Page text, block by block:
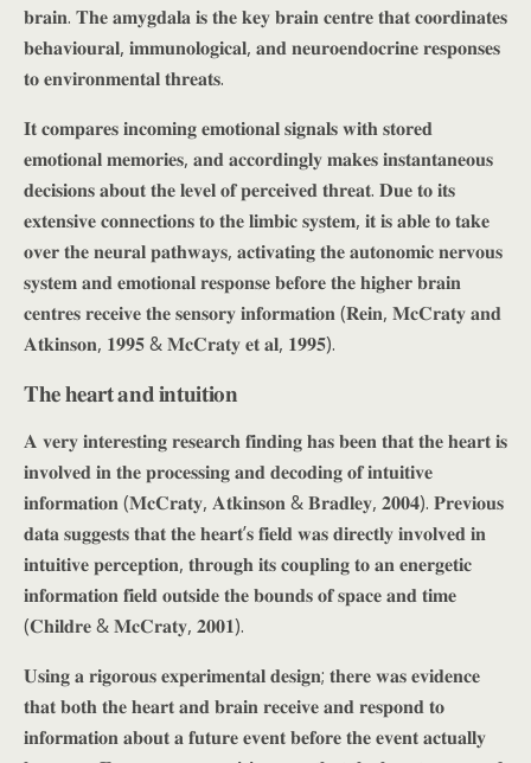
𝐛𝐫𝐚𝐢𝐧. 𝐓𝐡𝐞 𝐚𝐦𝐲𝐠𝐝𝐚𝐥𝐚 𝐢𝐬 𝐭𝐡𝐞 𝐤𝐞𝐲 𝐛𝐫𝐚𝐢𝐧 𝐜𝐞𝐧𝐭𝐫𝐞 𝐭𝐡𝐚𝐭 𝐜𝐨𝐨𝐫𝐝𝐢𝐧𝐚𝐭𝐞𝐬
𝐛𝐞𝐡𝐚𝐯𝐢𝐨𝐮𝐫𝐚𝐥, 𝐢𝐦𝐦𝐮𝐧𝐨𝐥𝐨𝐠𝐢𝐜𝐚𝐥, 𝐚𝐧𝐝 𝐧𝐞𝐮𝐫𝐨𝐞𝐧𝐝𝐨𝐜𝐫𝐢𝐧𝐞 𝐫𝐞𝐬𝐩𝐨𝐧𝐬𝐞𝐬
𝐭𝐨 𝐞𝐧𝐯𝐢𝐫𝐨𝐧𝐦𝐞𝐧𝐭𝐚𝐥 𝐭𝐡𝐫𝐞𝐚𝐭𝐬.
𝐈𝐭 𝐜𝐨𝐦𝐩𝐚𝐫𝐞𝐬 𝐢𝐧𝐜𝐨𝐦𝐢𝐧𝐠 𝐞𝐦𝐨𝐭𝐢𝐨𝐧𝐚𝐥 𝐬𝐢𝐠𝐧𝐚𝐥𝐬 𝐰𝐢𝐭𝐡 𝐬𝐭𝐨𝐫𝐞𝐝
𝐞𝐦𝐨𝐭𝐢𝐨𝐧𝐚𝐥 𝐦𝐞𝐦𝐨𝐫𝐢𝐞𝐬, 𝐚𝐧𝐝 𝐚𝐜𝐜𝐨𝐫𝐝𝐢𝐧𝐠𝐥𝐲 𝐦𝐚𝐤𝐞𝐬 𝐢𝐧𝐬𝐭𝐚𝐧𝐭𝐚𝐧𝐞𝐨𝐮𝐬
𝐝𝐞𝐜𝐢𝐬𝐢𝐨𝐧𝐬 𝐚𝐛𝐨𝐮𝐭 𝐭𝐡𝐞 𝐥𝐞𝐯𝐞𝐥 𝐨𝐟 𝐩𝐞𝐫𝐜𝐞𝐢𝐯𝐞𝐝 𝐭𝐡𝐫𝐞𝐚𝐭. 𝐃𝐮𝐞 𝐭𝐨 𝐢𝐭𝐬
𝐞𝐱𝐭𝐞𝐧𝐬𝐢𝐯𝐞 𝐜𝐨𝐧𝐧𝐞𝐜𝐭𝐢𝐨𝐧𝐬 𝐭𝐨 𝐭𝐡𝐞 𝐥𝐢𝐦𝐛𝐢𝐜 𝐬𝐲𝐬𝐭𝐞𝐦, 𝐢𝐭 𝐢𝐬 𝐚𝐛𝐥𝐞 𝐭𝐨 𝐭𝐚𝐤𝐞
𝐨𝐯𝐞𝐫 𝐭𝐡𝐞 𝐧𝐞𝐮𝐫𝐚𝐥 𝐩𝐚𝐭𝐡𝐰𝐚𝐲𝐬, 𝐚𝐜𝐭𝐢𝐯𝐚𝐭𝐢𝐧𝐠 𝐭𝐡𝐞 𝐚𝐮𝐭𝐨𝐧𝐨𝐦𝐢𝐜 𝐧𝐞𝐫𝐯𝐨𝐮𝐬
𝐬𝐲𝐬𝐭𝐞𝐦 𝐚𝐧𝐝 𝐞𝐦𝐨𝐭𝐢𝐨𝐧𝐚𝐥 𝐫𝐞𝐬𝐩𝐨𝐧𝐬𝐞 𝐛𝐞𝐟𝐨𝐫𝐞 𝐭𝐡𝐞 𝐡𝐢𝐠𝐡𝐞𝐫 𝐛𝐫𝐚𝐢𝐧
𝐜𝐞𝐧𝐭𝐫𝐞𝐬 𝐫𝐞𝐜𝐞𝐢𝐯𝐞 𝐭𝐡𝐞 𝐬𝐞𝐧𝐬𝐨𝐫𝐲 𝐢𝐧𝐟𝐨𝐫𝐦𝐚𝐭𝐢𝐨𝐧 (𝐑𝐞𝐢𝐧, 𝐌𝐜𝐂𝐫𝐚𝐭𝐲 𝐚𝐧𝐝
𝐀𝐭𝐤𝐢𝐧𝐬𝐨𝐧, 𝟏𝟗𝟗𝟓 & 𝐌𝐜𝐂𝐫𝐚𝐭𝐲 𝐞𝐭 𝐚𝐥, 𝟏𝟗𝟗𝟓).
𝐓𝐡𝐞 𝐡𝐞𝐚𝐫𝐭 𝐚𝐧𝐝 𝐢𝐧𝐭𝐮𝐢𝐭𝐢𝐨𝐧
𝐀 𝐯𝐞𝐫𝐲 𝐢𝐧𝐭𝐞𝐫𝐞𝐬𝐭𝐢𝐧𝐠 𝐫𝐞𝐬𝐞𝐚𝐫𝐜𝐡 𝐟𝐢𝐧𝐝𝐢𝐧𝐠 𝐡𝐚𝐬 𝐛𝐞𝐞𝐧 𝐭𝐡𝐚𝐭 𝐭𝐡𝐞 𝐡𝐞𝐚𝐫𝐭 𝐢𝐬
𝐢𝐧𝐯𝐨𝐥𝐯𝐞𝐝 𝐢𝐧 𝐭𝐡𝐞 𝐩𝐫𝐨𝐜𝐞𝐬𝐬𝐢𝐧𝐠 𝐚𝐧𝐝 𝐝𝐞𝐜𝐨𝐝𝐢𝐧𝐠 𝐨𝐟 𝐢𝐧𝐭𝐮𝐢𝐭𝐢𝐯𝐞
𝐢𝐧𝐟𝐨𝐫𝐦𝐚𝐭𝐢𝐨𝐧 (𝐌𝐜𝐂𝐫𝐚𝐭𝐲, 𝐀𝐭𝐤𝐢𝐧𝐬𝐨𝐧 & 𝐁𝐫𝐚𝐝𝐥𝐞𝐲, 𝟐𝟎𝟎𝟒). 𝐏𝐫𝐞𝐯𝐢𝐨𝐮𝐬
𝐝𝐚𝐭𝐚 𝐬𝐮𝐠𝐠𝐞𝐬𝐭𝐬 𝐭𝐡𝐚𝐭 𝐭𝐡𝐞 𝐡𝐞𝐚𝐫𝐭’𝐬 𝐟𝐢𝐞𝐥𝐝 𝐰𝐚𝐬 𝐝𝐢𝐫𝐞𝐜𝐭𝐥𝐲 𝐢𝐧𝐯𝐨𝐥𝐯𝐞𝐝 𝐢𝐧
𝐢𝐧𝐭𝐮𝐢𝐭𝐢𝐯𝐞 𝐩𝐞𝐫𝐜𝐞𝐩𝐭𝐢𝐨𝐧, 𝐭𝐡𝐫𝐨𝐮𝐠𝐡 𝐢𝐭𝐬 𝐜𝐨𝐮𝐩𝐥𝐢𝐧𝐠 𝐭𝐨 𝐚𝐧 𝐞𝐧𝐞𝐫𝐠𝐞𝐭𝐢𝐜
𝐢𝐧𝐟𝐨𝐫𝐦𝐚𝐭𝐢𝐨𝐧 𝐟𝐢𝐞𝐥𝐝 𝐨𝐮𝐭𝐬𝐢𝐝𝐞 𝐭𝐡𝐞 𝐛𝐨𝐮𝐧𝐝𝐬 𝐨𝐟 𝐬𝐩𝐚𝐜𝐞 𝐚𝐧𝐝 𝐭𝐢𝐦𝐞
(𝐂𝐡𝐢𝐥𝐝𝐫𝐞 & 𝐌𝐜𝐂𝐫𝐚𝐭𝐲, 𝟐𝟎𝟎𝟏).
𝐔𝐬𝐢𝐧𝐠 𝐚 𝐫𝐢𝐠𝐨𝐫𝐨𝐮𝐬 𝐞𝐱𝐩𝐞𝐫𝐢𝐦𝐞𝐧𝐭𝐚𝐥 𝐝𝐞𝐬𝐢𝐠𝐧; 𝐭𝐡𝐞𝐫𝐞 𝐰𝐚𝐬 𝐞𝐯𝐢𝐝𝐞𝐧𝐜𝐞
𝐭𝐡𝐚𝐭 𝐛𝐨𝐭𝐡 𝐭𝐡𝐞 𝐡𝐞𝐚𝐫𝐭 𝐚𝐧𝐝 𝐛𝐫𝐚𝐢𝐧 𝐫𝐞𝐜𝐞𝐢𝐯𝐞 𝐚𝐧𝐝 𝐫𝐞𝐬𝐩𝐨𝐧𝐝 𝐭𝐨
𝐢𝐧𝐟𝐨𝐫𝐦𝐚𝐭𝐢𝐨𝐧 𝐚𝐛𝐨𝐮𝐭 𝐚 𝐟𝐮𝐭𝐮𝐫𝐞 𝐞𝐯𝐞𝐧𝐭 𝐛𝐞𝐟𝐨𝐫𝐞 𝐭𝐡𝐞 𝐞𝐯𝐞𝐧𝐭 𝐚𝐜𝐭𝐮𝐚𝐥𝐥𝐲